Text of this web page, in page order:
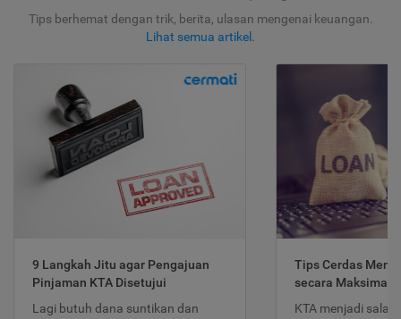
Tips berhemat dengan trik, berita, ulasan mengenai keuangan.
Lihat semua artikel .
9 Langkah Jitu agar Pengajuan
Pinjaman KTA Disetujui
Lagi butuh dana suntikan dan
Tips Cerdas
secara Maksimal
KTA menjadi